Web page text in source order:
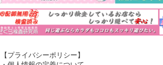
【プライバシーポリシー】